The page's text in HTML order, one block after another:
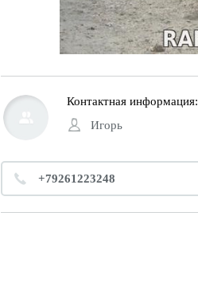
Контактная информация:
Игорь
+79261223248